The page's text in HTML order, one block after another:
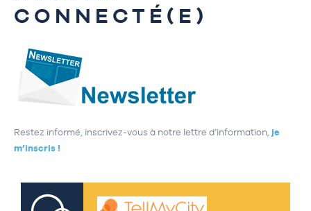
CONNECTÉ(E)
Restez informé, inscrivez-vous à notre lettre d’information, je
m’inscris !